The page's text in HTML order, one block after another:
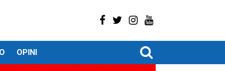
OPINI